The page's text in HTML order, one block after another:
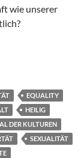
wie unserer
EQUALITY
HEILIG
DER KULTUREN
SEXUALITÄT